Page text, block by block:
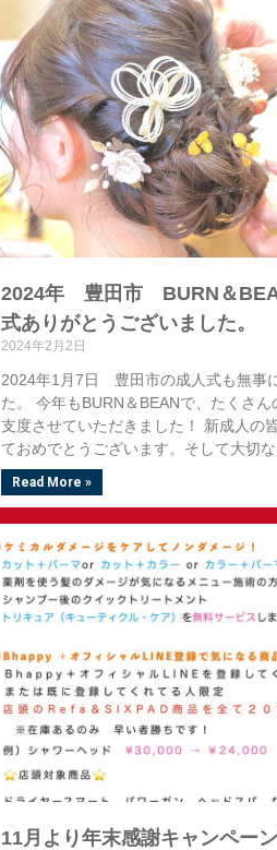
2024年 豊田市 BURN＆
式ありがとうございました。
2024年2月2日
2024年1月7日 豊田市の成人式も無事
た。 今年もBURN＆BEANで、たくさん
支度させていただきました！ 新成人の
ておめでとうございます。そして大切
Read More »
11月より年末感謝キャンペー